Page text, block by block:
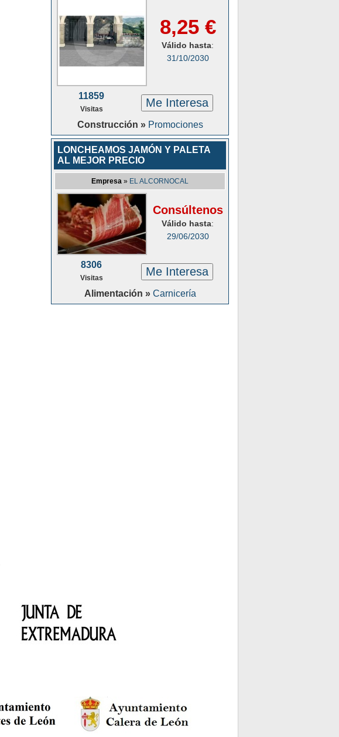
8,25 €
Válido hasta:
31/10/2030
11859
Visitas Me Interesa
Construcción » Promociones
LONCHEAMOS JAMÓN Y PALETA
AL MEJOR PRECIO
Empresa » EL ALCORNOCAL
Consúltenos
Válido hasta:
29/06/2030
8306
Visitas Me Interesa
Alimentación » Carnicería